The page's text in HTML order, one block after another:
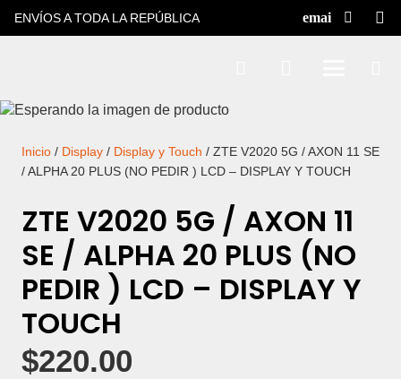
ENVÍOS A TODA LA REPÚBLICA
Inicio / Display / Display y Touch / ZTE V2020 5G / AXON 11 SE
/ ALPHA 20 PLUS (NO PEDIR ) LCD – DISPLAY Y TOUCH
ZTE V2020 5G / AXON 11
SE / ALPHA 20 PLUS (NO
PEDIR ) LCD – DISPLAY Y
TOUCH
$220.00